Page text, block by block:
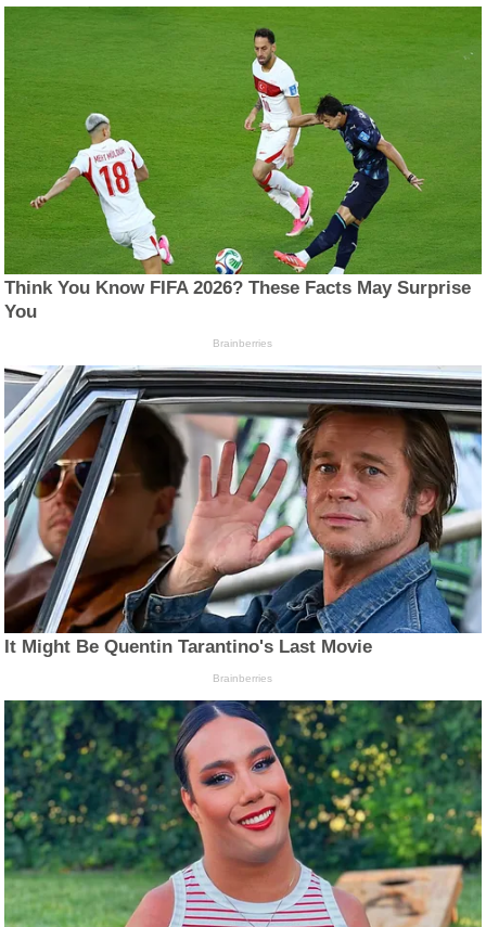
Think You Know FIFA 2026? These Facts May Surprise
You
Brainberries
It Might Be Quentin Tarantino's Last Movie
Brainberries